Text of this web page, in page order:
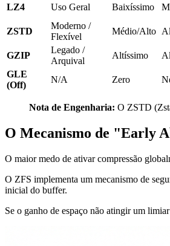
LZ4 Uso Geral Baixíssimo
ZSTD
Moderno /
Flexível
Médio/Alto
GZIP
Legado /
Arquival
Altíssimo
GLE
(Off)
N/A Zero
Nota de Engenharia: O ZSTD
O Mecanismo de "Early
O maior medo de ativar compressão
O ZFS implementa um mecanismo de
inicial do buffer.
Se o ganho de espaço não atingir um